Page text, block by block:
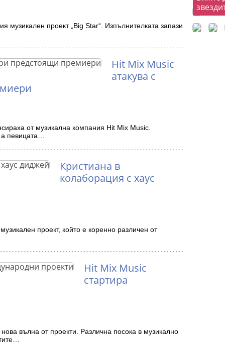
музикален проект „Big Star“. Изпълнителката запази
Hit Mix Music
атакува с
от музикална компания Hit Mix Music.
певицата…
Кристиана в
колаборация с хаус
проект, който е коренно различен от
Hit Mix Music
стартира
вълна от проекти. Различна посока в музикално